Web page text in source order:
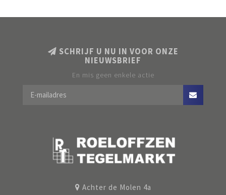
SCHRIJF U NU IN VOOR ONZE
NIEUWSBRIEF
En mis geen enkele actie
Achter de Molen 4a